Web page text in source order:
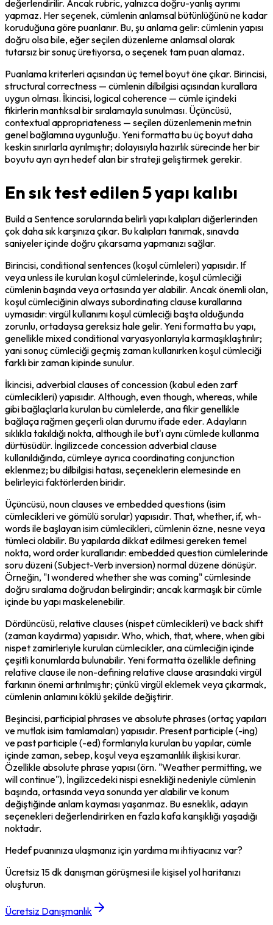
değerlendirilir. Ancak rubric, yalnızca doğru-yanlış ayrımı
yapmaz. Her seçenek, cümlenin anlamsal bütünlüğünü ne kadar
koruduğuna göre puanlanır. Bu, şu anlama gelir: cümlenin yapısı
doğru olsa bile, eğer seçilen düzenleme anlamsal olarak
tutarsız bir sonuç üretiyorsa, o seçenek tam puan alamaz.
Puanlama kriterleri açısından üç temel boyut öne çıkar. Birincisi,
structural correctness — cümlenin dilbilgisi açısından kurallara
uygun olması. İkincisi, logical coherence — cümle içindeki
fikirlerin mantıksal bir sıralamayla sunulması. Üçüncüsü,
contextual appropriateness — seçilen düzenlemenin metnin
genel bağlamına uygunluğu. Yeni formatta bu üç boyut daha
keskin sınırlarla ayrılmıştır; dolayısıyla hazırlık sürecinde her bir
boyutu ayrı ayrı hedef alan bir strateji geliştirmek gerekir.
En sık test edilen 5 yapı kalıbı
Build a Sentence sorularında belirli yapı kalıpları diğerlerinden
çok daha sık karşınıza çıkar. Bu kalıpları tanımak, sınavda
saniyeler içinde doğru çıkarsama yapmanızı sağlar.
Birincisi, conditional sentences (koşul cümleleri) yapısıdır. If
veya unless ile kurulan koşul cümlelerinde, koşul cümleciği
cümlenin başında veya ortasında yer alabilir. Ancak önemli olan,
koşul cümleciğinin always subordinating clause kurallarına
uymasıdır: virgül kullanımı koşul cümleciği başta olduğunda
zorunlu, ortadaysa gereksiz hale gelir. Yeni formatta bu yapı,
genellikle mixed conditional varyasyonlarıyla karmaşıklaştırılır;
yani sonuç cümleciği geçmiş zaman kullanırken koşul cümleciği
farklı bir zaman kipinde sunulur.
İkincisi, adverbial clauses of concession (kabul eden zarf
cümlecikleri) yapısıdır. Although, even though, whereas, while
gibi bağlaçlarla kurulan bu cümlelerde, ana fikir genellikle
bağlaça rağmen geçerli olan durumu ifade eder. Adayların
sıklıkla takıldığı nokta, although ile but'ı aynı cümlede kullanma
dürtüsüdür. İngilizcede concession adverbial clause
kullanıldığında, cümleye ayrıca coordinating conjunction
eklenmez; bu dilbilgisi hatası, seçeneklerin elemesinde en
belirleyici faktörlerden biridir.
Üçüncüsü, noun clauses ve embedded questions (isim
cümlecikleri ve gömülü sorular) yapısıdır. That, whether, if, wh-
words ile başlayan isim cümlecikleri, cümlenin özne, nesne veya
tümleci olabilir. Bu yapılarda dikkat edilmesi gereken temel
nokta, word order kurallarıdır: embedded question cümlelerinde
soru düzeni (Subject-Verb inversion) normal düzene dönüşür.
Örneğin, "I wondered whether she was coming" cümlesinde
doğru sıralama doğrudan belirgindir; ancak karmaşık bir cümle
içinde bu yapı maskelenebilir.
Dördüncüsü, relative clauses (nispet cümlecikleri) ve back shift
(zaman kaydırma) yapısıdır. Who, which, that, where, when gibi
nispet zamirleriyle kurulan cümlecikler, ana cümleciğin içinde
çeşitli konumlarda bulunabilir. Yeni formatta özellikle defining
relative clause ile non-defining relative clause arasındaki virgül
farkının önemi artırılmıştır; çünkü virgül eklemek veya çıkarmak,
cümlenin anlamını köklü şekilde değiştirir.
Beşincisi, participial phrases ve absolute phrases (ortaç yapıları
ve mutlak isim tamlamaları) yapısıdır. Present participle (-ing)
ve past participle (-ed) formlarıyla kurulan bu yapılar, cümle
içinde zaman, sebep, koşul veya eşzamanlılık ilişkisi kurar.
Özellikle absolute phrase yapısı (örn. "Weather permitting, we
will continue"), İngilizcedeki nispi esnekliği nedeniyle cümlenin
başında, ortasında veya sonunda yer alabilir ve konum
değiştiğinde anlam kayması yaşanmaz. Bu esneklik, adayın
seçenekleri değerlendirirken en fazla kafa karışıklığı yaşadığı
noktadır.
Hedef puanınıza ulaşmanız için yardıma mı ihtiyacınız var?
Ücretsiz 15 dk danışman görüşmesi ile kişisel yol haritanızı
oluşturun.
Ücretsiz Danışmanlık